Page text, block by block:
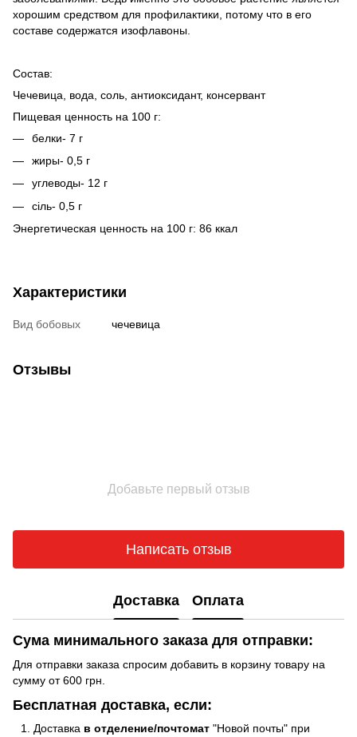
хорошим средством для профилактики, потому что в его
составе содержатся изофлавоны.
Состав:
Чечевица, вода, соль, антиоксидант, консервант
Пищевая ценность на 100 г:
белки- 7 г
жиры- 0,5 г
углеводы- 12 г
сіль- 0,5 г
Энергетическая ценность на 100 г: 86 ккал
Характеристики
Вид бобовых чечевица
Отзывы
Добавьте первый отзыв
Написать отзыв
Доставка Оплата
Сума минимального заказа для отправки:
Для отправки заказа спросим добавить в корзину товару на
сумму от 600 грн.
Бесплатная доставка, если:
Доставка в отделение/почтомат "Новой почты" при